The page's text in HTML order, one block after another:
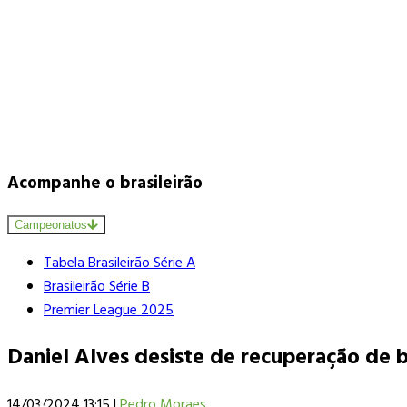
Acompanhe o brasileirão
Campeonatos
Tabela Brasileirão Série A
Brasileirão Série B
Premier League 2025
Daniel Alves desiste de recuperação de